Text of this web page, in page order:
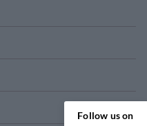
Follow us on